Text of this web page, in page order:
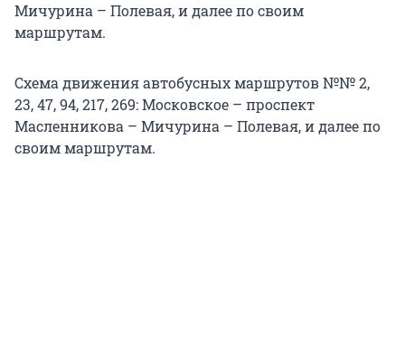
Мичурина – Полевая, и далее по своим
маршрутам.
Схема движения автобусных маршрутов №№ 2,
23, 47, 94, 217, 269: Московское – проспект
Масленникова – Мичурина – Полевая, и далее по
своим маршрутам.